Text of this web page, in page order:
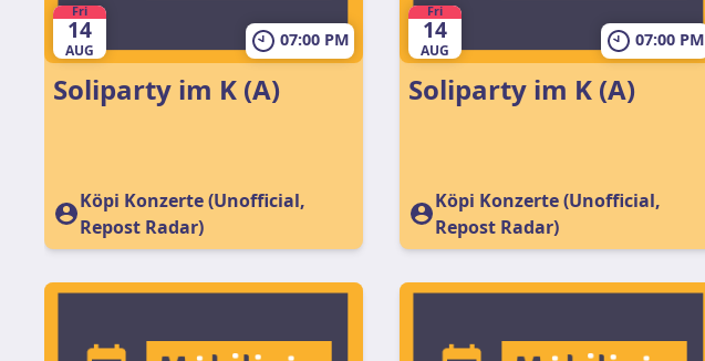
Fri
14
AUG
07:00 PM
Soliparty im K (A)
Köpi Konzerte (Unofficial,
Repost Radar)
Fri
14
AUG
07:00 PM
Soliparty im K (A)
Köpi Konzerte (Unofficial,
Repost Radar)